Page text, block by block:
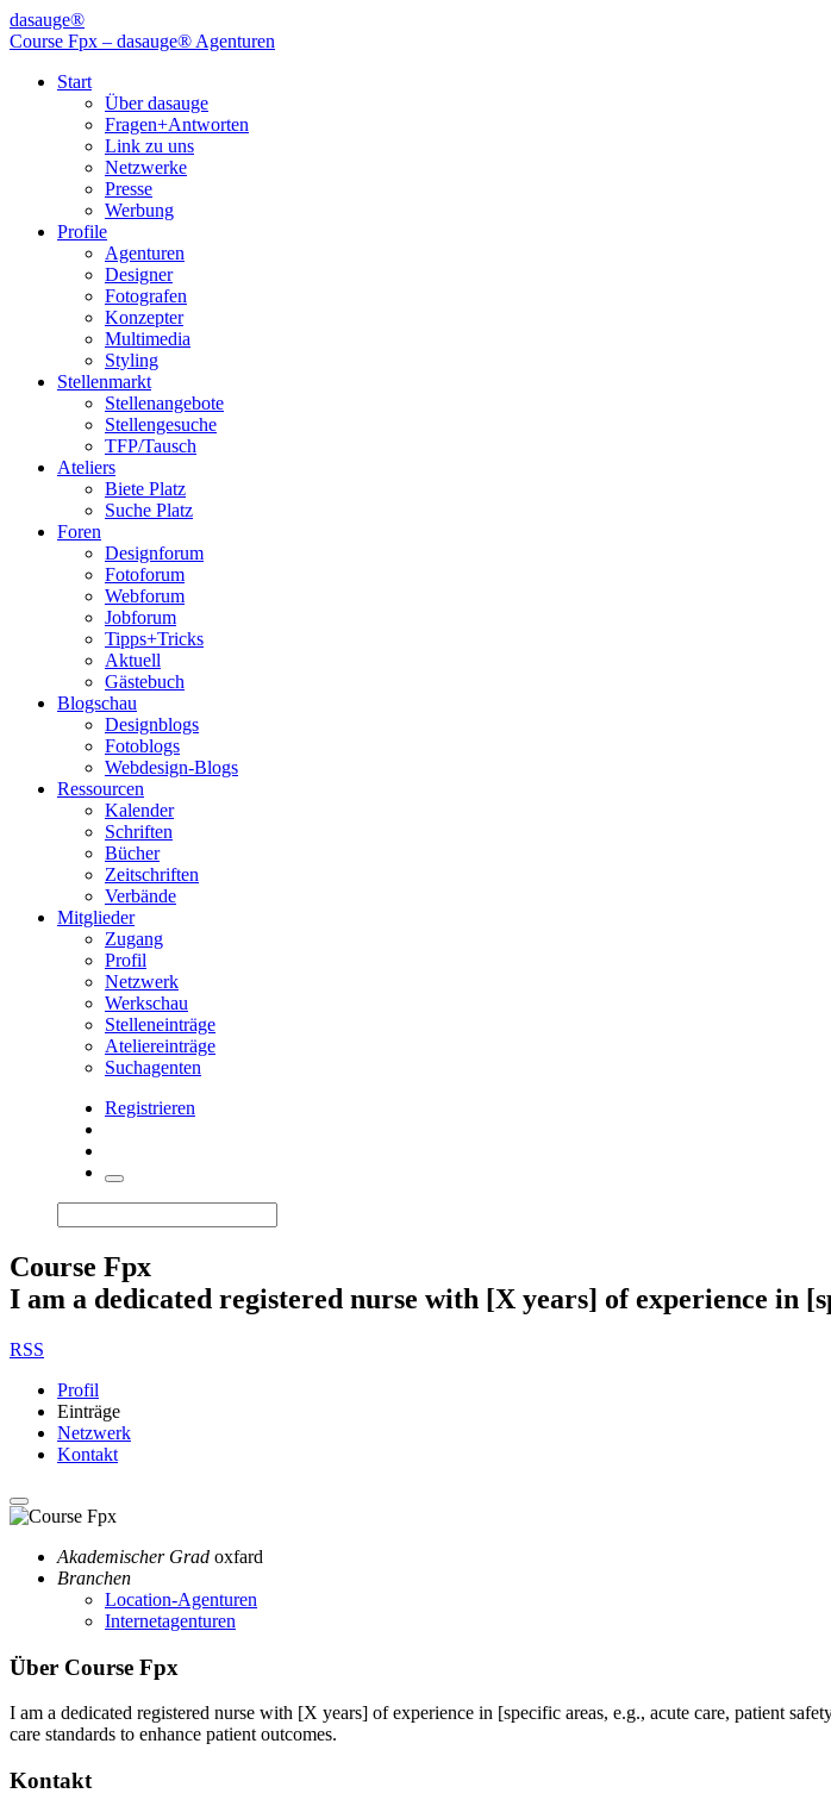
dasauge®
Course Fpx – dasauge® Agenturen
Start
Über dasauge
Fragen+Antworten
Link zu uns
Netzwerke
Presse
Werbung
Profile
Agenturen
Designer
Fotografen
Konzepter
Multimedia
Styling
Stellenmarkt
Stellenangebote
Stellengesuche
TFP/Tausch
Ateliers
Biete Platz
Suche Platz
Foren
Designforum
Fotoforum
Webforum
Jobforum
Tipps+Tricks
Aktuell
Gästebuch
Blogschau
Designblogs
Fotoblogs
Webdesign-Blogs
Ressourcen
Kalender
Schriften
Bücher
Zeitschriften
Verbände
Mitglieder
Zugang
Profil
Netzwerk
Werkschau
Stelleneinträge
Ateliereinträge
Suchagenten
Registrieren
Course Fpx
I am a dedicated registered nurse with [X years] of experience in
RSS
Profil
Einträge
Netzwerk
Kontakt
Akademischer Grad oxfard
Branchen
Location-Agenturen
Internetagenturen
Über Course Fpx
I am a dedicated registered nurse with [X years] of experience in [specific areas, e.g., acute care, patient
care standards to enhance patient outcomes.
Kontakt